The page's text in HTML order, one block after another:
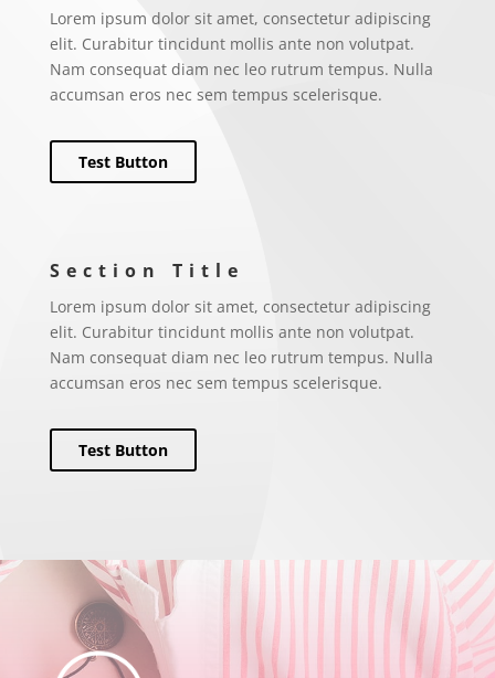
Lorem ipsum dolor sit amet, consectetur adipiscing
elit. Curabitur tincidunt mollis ante non volutpat.
Nam consequat diam nec leo rutrum tempus. Nulla
accumsan eros nec sem tempus scelerisque.
Test Button
Section Title
Lorem ipsum dolor sit amet, consectetur adipiscing
elit. Curabitur tincidunt mollis ante non volutpat.
Nam consequat diam nec leo rutrum tempus. Nulla
accumsan eros nec sem tempus scelerisque.
Test Button